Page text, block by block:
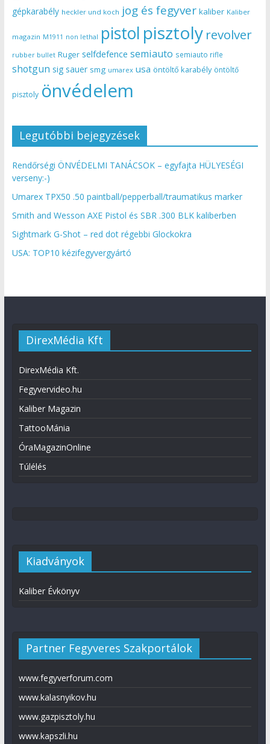
gépkarabély heckler und koch jog és fegyver kaliber Kaliber
magazin M1911 non lethal pistol pisztoly revolver
rubber bullet Ruger selfdefence semiauto semiauto rifle
shotgun sig sauer smg umarex usa öntöltő karabély öntöltő
pisztoly önvédelem
Legutóbbi bejegyzések
Rendőrségi ÖNVÉDELMI TANÁCSOK – egyfajta HÜLYESÉGI
verseny:-)
Umarex TPX50 .50 paintball/pepperball/traumatikus marker
Smith and Wesson AXE Pistol és SBR .300 BLK kaliberben
Sightmark G-Shot – red dot régebbi Glockokra
USA: TOP10 kézifegyvergyártó
DirexMédia Kft
DirexMédia Kft.
Fegyvervideo.hu
Kaliber Magazin
TattooMánia
ÓraMagazinOnline
Túlélés
Kiadványok
Kaliber Évkönyv
Partner Fegyveres Szakportálok
www.fegyverforum.com
www.kalasnyikov.hu
www.gazpisztoly.hu
www.kapszli.hu